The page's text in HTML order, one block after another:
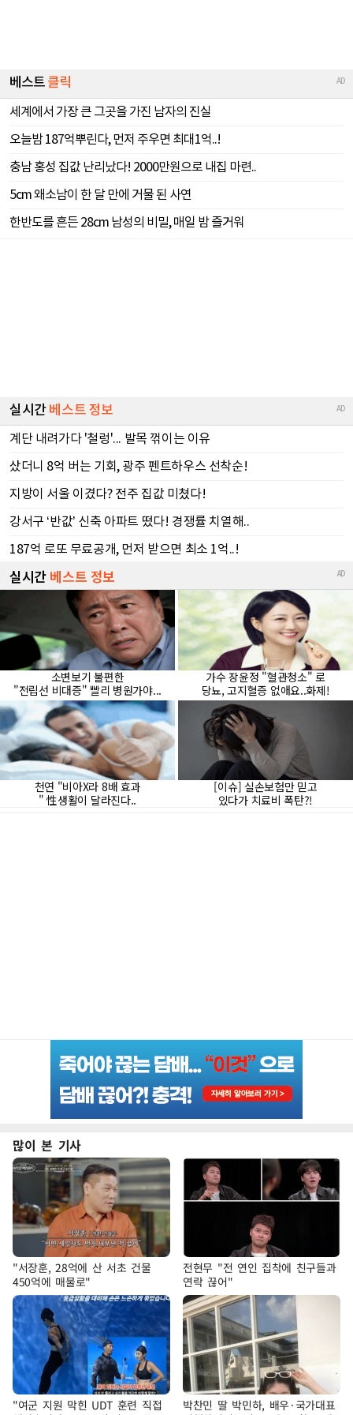
많이 본 기사
"서장훈, 28억에 산 서초 건물
450억에 매물로"
전현무 "전 연인 집착에 친구들과
연락 끊어"
"여군 지원 막힌 UDT 훈련 직접
박찬민 딸 박민하, 배우·국가대표